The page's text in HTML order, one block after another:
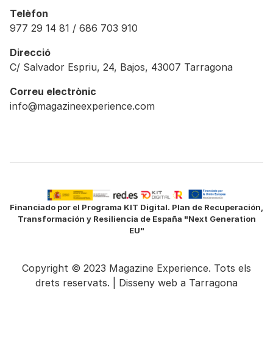
Telèfon
977 29 14 81 / 686 703 910
Direcció
C/ Salvador Espriu, 24, Bajos, 43007 Tarragona
Correu electrònic
info@magazineexperience.com
Financiado por el Programa KIT Digital. Plan de Recuperación,
Transformación y Resiliencia de España "Next Generation
EU"
Copyright © 2023 Magazine Experience. Tots els
drets reservats. | Disseny web a Tarragona